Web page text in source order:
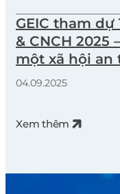
GEIC tham dự
& CNCH
một xã hội an
04.09.2025
Xem thêm